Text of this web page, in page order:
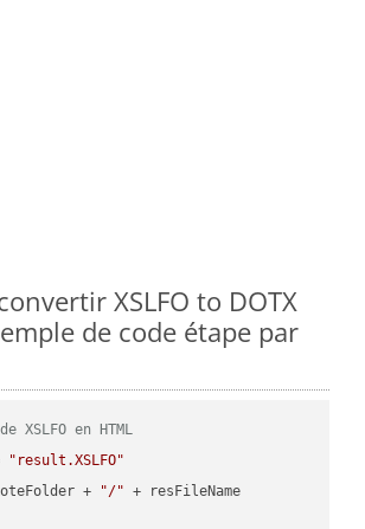
XSLFO to DOTX
de code étape par
XSLFO en HTML
"result.XSLFO"
+
"/" + resFileName